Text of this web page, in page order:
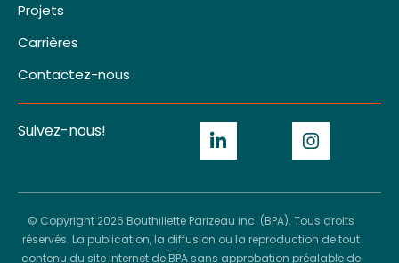
Projets
Carrières
Contactez-nous
Suivez-nous!
© Copyright 2026 Bouthillette Parizeau inc. (BPA). Tous droits
réservés. La publication, la diffusion ou la reproduction de tout
contenu du site Internet de BPA sans approbation préalable de